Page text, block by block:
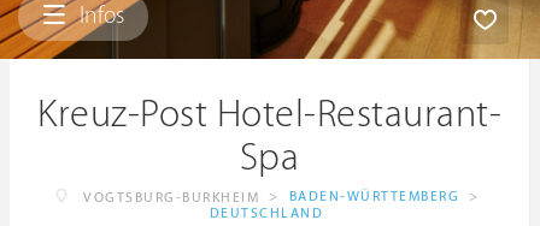
Infos
Kreuz-Post Hotel-Restaurant-
Spa
VOGTSBURG-BURKHEIM > BADEN-WÜRTTEMBERG
>
DEUTSCHLAND